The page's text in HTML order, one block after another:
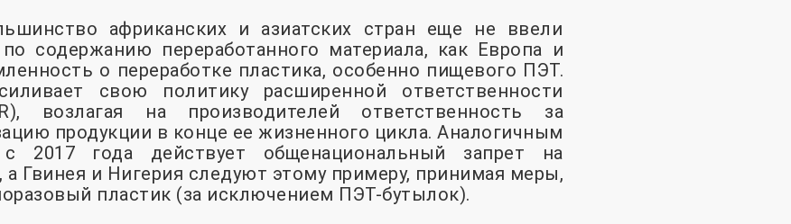
африканских и азиатских стран еще не ввели
содержанию переработанного материала, как Европа и
о переработке пластика, особенно пищевого ПЭТ.
свою политику расширенной ответственности
возлагая на производителей ответственность за
продукции в конце ее жизненного цикла. Аналогичным
2017 года действует общенациональный запрет на
Гвинея и Нигерия следуют этому примеру, принимая меры,
пластик (за исключением ПЭТ-бутылок).